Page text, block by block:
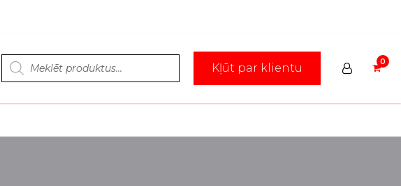
Products
search Kļūt par klientu